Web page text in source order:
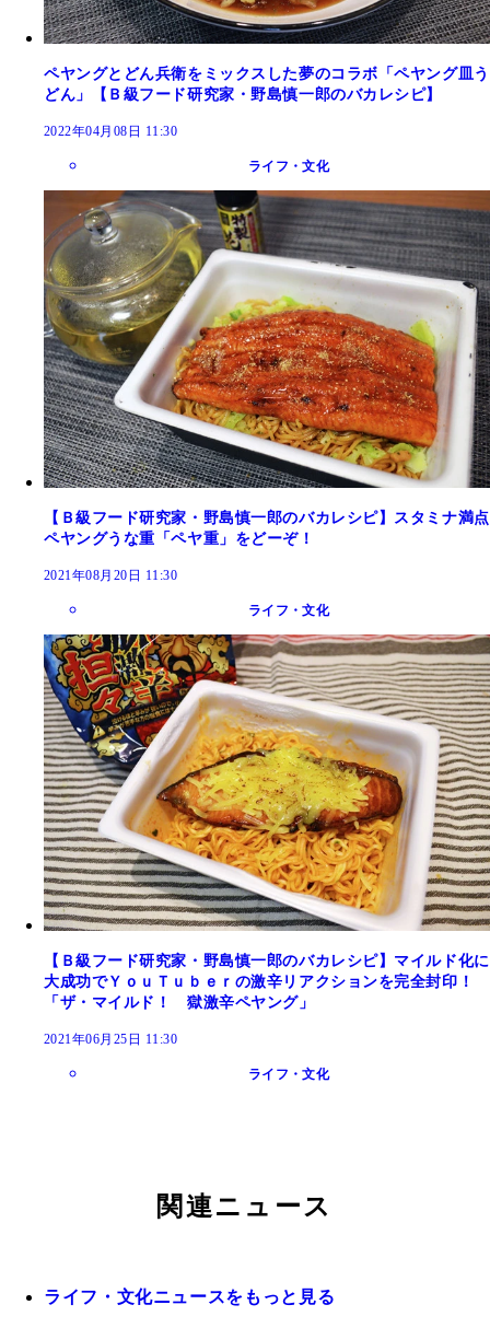
ペヤングとどん兵衛をミックスした夢のコラボ「ペヤング皿う
どん」【Ｂ級フード研究家・野島慎一郎のバカレシピ】
2022年04月08日 11:30
ライフ・文化
【Ｂ級フード研究家・野島慎一郎のバカレシピ】スタミナ満点
ペヤングうな重「ペヤ重」をどーぞ！
2021年08月20日 11:30
ライフ・文化
【Ｂ級フード研究家・野島慎一郎のバカレシピ】マイルド化に
大成功でＹｏｕＴｕｂｅｒの激辛リアクションを完全封印！
「ザ・マイルド！ 獄激辛ペヤング」
2021年06月25日 11:30
ライフ・文化
関連ニュース
ライフ・文化ニュースをもっと見る